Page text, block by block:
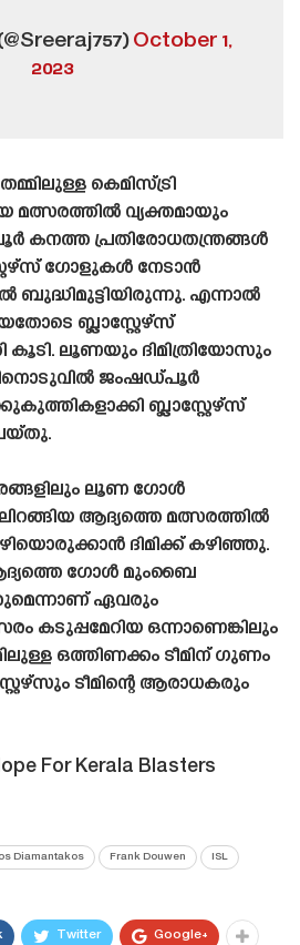
October 1,
2023
കെമിസ്ട്രി
മത്സരത്തിൽ വ്യക്തമായും
കനത്ത പ്രതിരോധതന്ത്രങ്ങൾ
ഗോളുകൾ നേടാൻ
ബുദ്ധിമുട്ടിയിരുന്നു. എന്നാൽ
ബ്ലാസ്റ്റേഴ്‌സ്
കൂടി. ലൂണയും ദിമിത്രിയോസും
ജംഷഡ്‌പൂർ
ബ്ലാസ്റ്റേഴ്‌സ്
ലൂണ ഗോൾ
ആദ്യത്തെ മത്സരത്തിൽ
ദിമിക്ക് കഴിഞ്ഞു.
ആദ്യത്തെ ഗോൾ മുംബൈ
ഏവരും
കടുപ്പമേറിയ ഒന്നാണെങ്കിലും
ഒത്തിണക്കം ടീമിന് ഗുണം
ടീമിന്റെ ആരാധകരും
For Kerala Blasters
Diamantakos Frank Douwen ISL
Twitter Google+